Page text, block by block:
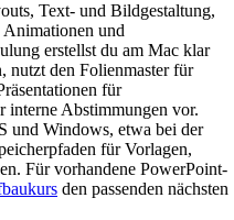
Text- und Bildgestaltung,
Animationen und
erstellst du am Mac klar
nutzt den Folienmaster für
für
interne Abstimmungen vor.
und Windows, etwa bei der
für Vorlagen,
Für vorhandene PowerPoint-
den passenden nächsten